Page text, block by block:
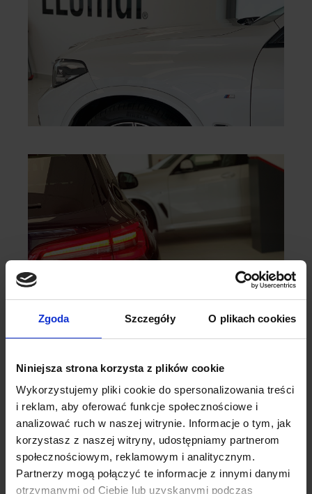
Zgoda Szczegóły O plikach cookies
Niniejsza strona korzysta z plików cookie
Wykorzystujemy pliki cookie do spersonalizowania treści
i reklam, aby oferować funkcje społecznościowe i
analizować ruch w naszej witrynie. Informacje o tym, jak
korzystasz z naszej witryny, udostępniamy partnerom
społecznościowym, reklamowym i analitycznym.
Partnerzy mogą połączyć te informacje z innymi danymi
otrzymanymi od Ciebie lub uzyskanymi podczas